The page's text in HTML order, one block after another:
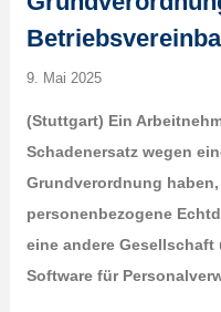
9. Mai 2025
(Stuttgart) Ein
Schadenersatz wegen
Grundverordnung
personenbezogene
eine andere
Software für